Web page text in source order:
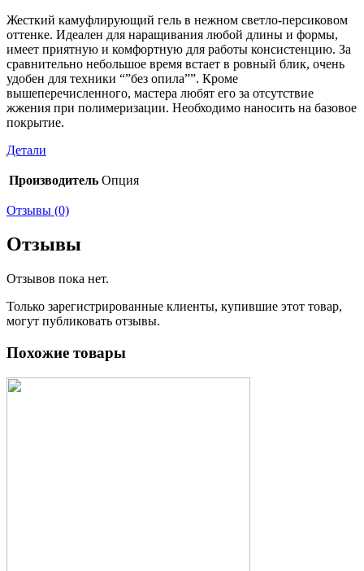
Жесткий камуфлирующий гель в нежном светло-персиковом
оттенке. Идеален для наращивания любой длины и формы,
имеет приятную и комфортную для работы консистенцию. За
сравнительно небольшое время встает в ровный блик, очень
удобен для техники “”без опила””. Кроме
вышеперечисленного, мастера любят его за отсутствие
жжения при полимеризации. Необходимо наносить на базовое
покрытие.
Детали
Производитель Опция
Отзывы (0)
Отзывы
Отзывов пока нет.
Только зарегистрированные клиенты, купившие этот товар,
могут публиковать отзывы.
Похожие товары